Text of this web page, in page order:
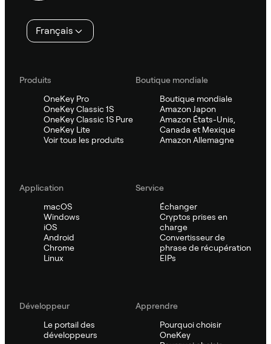
page
Français
Produits
OneKey Pro
OneKey Classic 1S
OneKey Classic 1S Pure
OneKey Lite
Voir tous les produits
Boutique mondiale
Boutique mondiale
Amazon Japon
Amazon États-Unis,
Canada et Mexique
Amazon Allemagne
Application
macOS
Windows
iOS
Android
Chrome
Linux
Service
Échanger
Cryptos prises en
charge
Convertisseur de
phrase de récupération
EIPs
Développeur
Le portail des
développeurs
Apprendre
Pourquoi choisir
OneKey